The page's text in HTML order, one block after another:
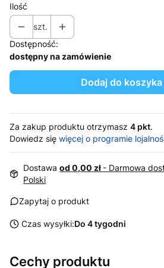
Ilość
szt.
Dostępność:
dostępny na zamówienie
Dodaj do koszyka
Za zakup produktu otrzymasz 4 pkt.
Dowiedz się więcej o programie
Dostawaod 0,00 zł - Darmowa
Polski
Zapytaj o produkt
Czas wysyłki:Do 4 tygodni
Cechy produktu